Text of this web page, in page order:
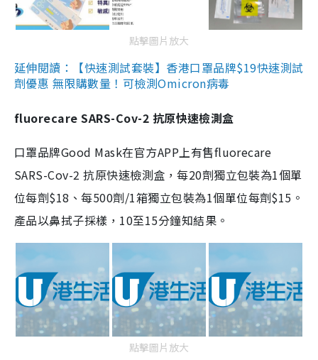
點擊圖片放大
延伸閱讀：【快速測試套裝】香港口罩品牌$19快速測試
劑優惠 無限購數量！可檢測Omicron病毒
fluorecare SARS-Cov-2 抗原快速檢測盒
口罩品牌Good Mask在官方APP上有售fluorecare
SARS-Cov-2 抗原快速檢測盒，每20劑獨立包裝為1個單
位每劑$18、每500劑/1箱獨立包裝為1個單位每劑$15。
產品以鼻拭子採樣，10至15分鐘知結果。
點擊圖片放大